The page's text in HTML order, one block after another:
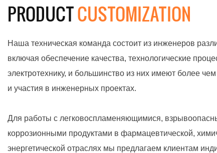
PRODUCTCUSTOMIZATION
Наша техническая команда состоит из инженеров
включая обеспечение качества, технологические
электротехнику, и большинство из них имеют более
и участия в инженерных проектах.
Для работы с легковоспламеняющимися,
коррозионными продуктами в фармацевтической,
энергетической отраслях мы предлагаем клиентам